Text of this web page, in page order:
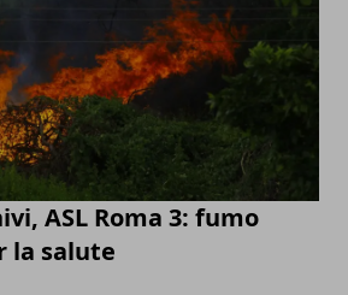
ASL Roma 3: fumo
la salute